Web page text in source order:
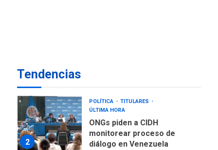
Tendencias
1
2
POLÍTICA
TITULARES
ÚLTIMA HORA
ONGs piden a CIDH
monitorear proceso de
diálogo en Venezuela